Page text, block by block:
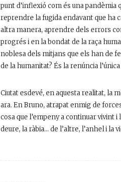
punt d’inflexió com és una pandèmia
reprendre la fugida endavant que ha
altra manera, aprendre dels errors
progrés i en la bondat de la raça
noblesa dels mitjans que els han de
de la humanitat? És la renúncia
Ciutat esdevé, en aquesta realitat, la
ara. En Bruno, atrapat enmig de
cosa que l’empeny a continuar vivint
deure, la ràbia… de l’altre, l’anhel i la